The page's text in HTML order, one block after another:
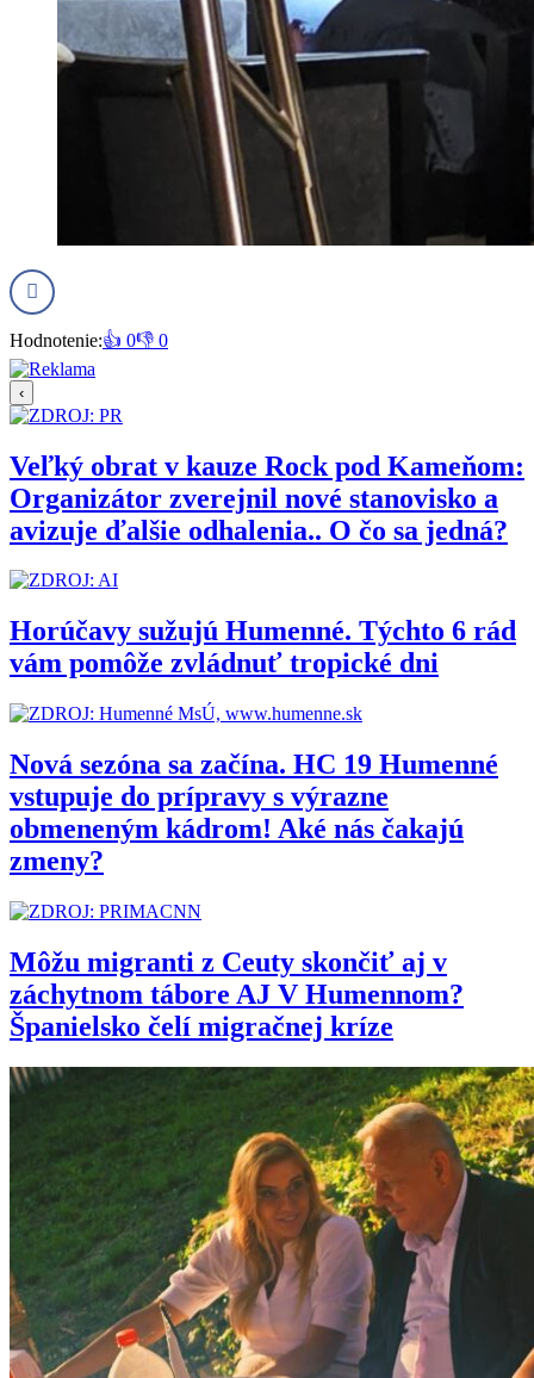
Hodnotenie:👍 0👎 0
‹
Veľký obrat v kauze Rock pod Kameňom:
Organizátor zverejnil nové stanovisko a
avizuje ďalšie odhalenia.. O čo sa jedná?
Horúčavy sužujú Humenné. Týchto 6 rád
vám pomôže zvládnuť tropické dni
Nová sezóna sa začína. HC 19 Humenné
vstupuje do prípravy s výrazne
obmeneným kádrom! Aké nás čakajú
zmeny?
Môžu migranti z Ceuty skončiť aj v
záchytnom tábore AJ V Humennom?
Španielsko čelí migračnej kríze